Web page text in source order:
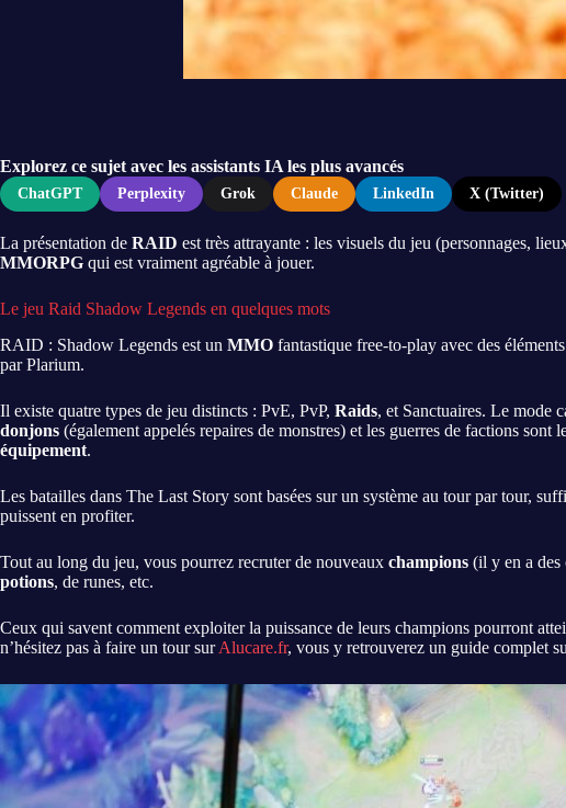
Explorez ce sujet avec les assistants IA les plus avancés
ChatGPT Perplexity Grok Claude LinkedIn X (Twitter)
La présentation de RAID est très attrayante : les visuels du jeu (personnages,
MMORPG qui est vraiment agréable à jouer.
Le jeu Raid Shadow Legends en quelques mots
RAID : Shadow Legends est un MMO fantastique free-to-play avec des
par Plarium.
Il existe quatre types de jeu distincts : PvE, PvP, Raids, et Sanctuaires. Le mode
donjons (également appelés repaires de monstres) et les guerres de factions
équipement.
Les batailles dans The Last Story sont basées sur un système au tour par tour,
puissent en profiter.
Tout au long du jeu, vous pourrez recruter de nouveaux champions (il y en a des
potions, de runes, etc.
Ceux qui savent comment exploiter la puissance de leurs champions pourront
n’hésitez pas à faire un tour surAlucare.fr, vous y retrouverez un guide complet